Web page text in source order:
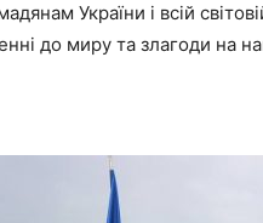
України і всій
до миру та злагоди на